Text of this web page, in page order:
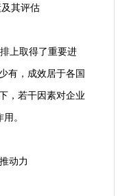
其评估
上取得了重要进
有，成效居于各国
，若干因素对企业
。
动力